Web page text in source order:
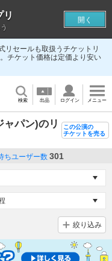
リセールも取扱うチケットリ
チケット価格は定価より安い
検索 出品 ログイン メニュー
ャパン)のリ
この公演の
チケットを売る
ちユーザー数 301
絞り込み
開く